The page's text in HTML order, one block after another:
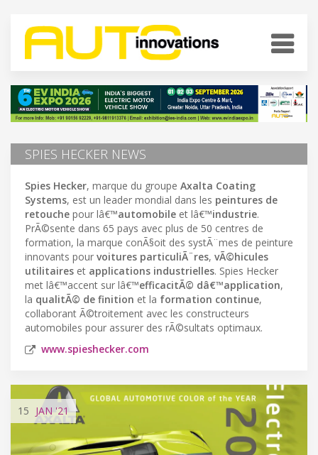
SPIES HECKER NEWS
Spies Hecker, marque du groupe Axalta Coating
Systems, est un leader mondial dans les peintures de
retouche pour lâ€™automobile et lâ€™industrie.
PrÃ©sente dans 65 pays avec plus de 50 centres de
formation, la marque conÃ§oit des systÃ¨mes de peinture
innovants pour voitures particuliÃ¨res, vÃ©hicules
utilitaires et applications industrielles. Spies Hecker
met lâ€™accent sur lâ€™efficacitÃ© dâ€™application,
la qualitÃ© de finition et la formation continue,
collaborant Ã©troitement avec les constructeurs
automobiles pour assurer des rÃ©sultats optimaux.
www.spieshecker.com
15 JAN '21